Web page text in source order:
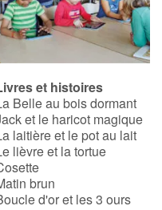
et histoires
Belle au bois dormant
et le haricot magique
laitière et le pot au lait
lièvre et la tortue
brun
d'or et les 3 ours